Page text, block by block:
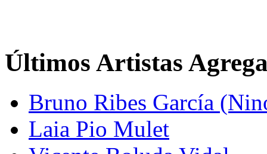
Últimos Artistas
Bruno Ribes García
Laia Pio Mulet